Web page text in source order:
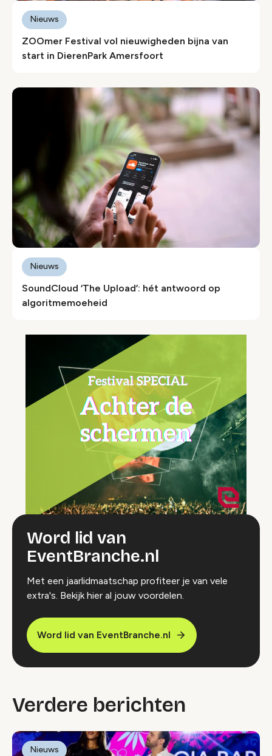
ZOOmer Festival vol nieuwigheden bijna van
start in DierenPark Amersfoort
Nieuws
SoundCloud ‘The Upload’: hét antwoord op
algoritmemoeheid
Nieuws
Word lid van
EventBranche.nl
Met een jaarlidmaatschap profiteer je van vele
extra's. Bekijk hier al jouw voordelen.
Word lid van EventBranche.nl
Verdere berichten
Nieuws